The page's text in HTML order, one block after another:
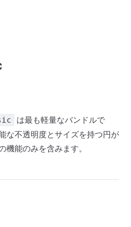
は最も軽量なバンドルで
な不透明度とサイズを持つ円が
機能のみを含みます。